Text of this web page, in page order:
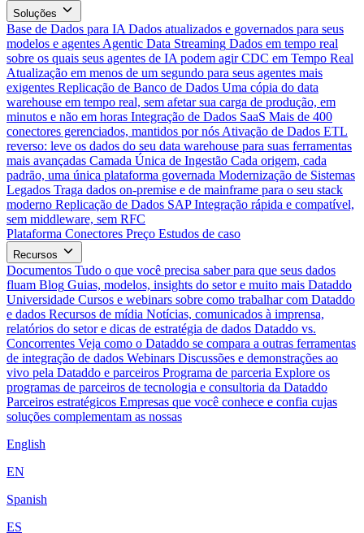
Soluções
Base de Dados para IA Dados atualizados e governados para seus
modelos e agentes Agentic Data Streaming Dados em tempo real
sobre os quais seus agentes de IA podem agir CDC em Tempo Real
Atualização em menos de um segundo para seus agentes mais
exigentes Replicação de Banco de Dados Uma cópia do data
warehouse em tempo real, sem afetar sua carga de produção, em
minutos e não em horas Integração de Dados SaaS Mais de 400
conectores gerenciados, mantidos por nós Ativação de Dados ETL
reverso: leve os dados do seu data warehouse para suas ferramentas
mais avançadas Camada Única de Ingestão Cada origem, cada
padrão, uma única plataforma governada Modernização de Sistemas
Legados Traga dados on-premise e de mainframe para o seu stack
moderno Replicação de Dados SAP Integração rápida e compatível,
sem middleware, sem RFC
Plataforma Conectores Preço Estudos de caso
Recursos
Documentos Tudo o que você precisa saber para que seus dados
fluam Blog Guias, modelos, insights do setor e muito mais Dataddo
Universidade Cursos e webinars sobre como trabalhar com Dataddo
e dados Recursos de mídia Notícias, comunicados à imprensa,
relatórios do setor e dicas de estratégia de dados Dataddo vs.
Concorrentes Veja como o Dataddo se compara a outras ferramentas
de integração de dados Webinars Discussões e demonstrações ao
vivo pela Dataddo e parceiros Programa de parceria Explore os
programas de parceiros de tecnologia e consultoria da Dataddo
Parceiros estratégicos Empresas que você conhece e confia cujas
soluções complementam as nossas
English
EN
Spanish
ES